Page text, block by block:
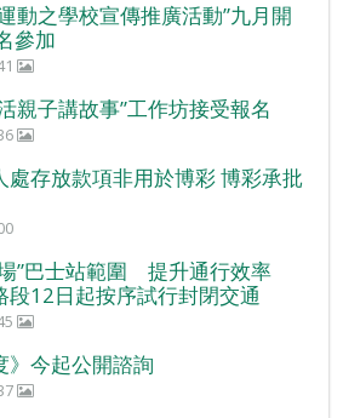
動之學校宣傳推廣活動”九月開
參加
親子講故事”工作坊接受報名
處存放款項非用於博彩 博彩承批
”巴士站範圍 提升通行效率
段12日起按序試行封閉交通
》今起公開諮詢